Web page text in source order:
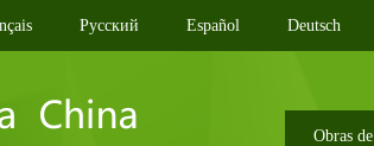
Pусский Español Deutsch
Obras